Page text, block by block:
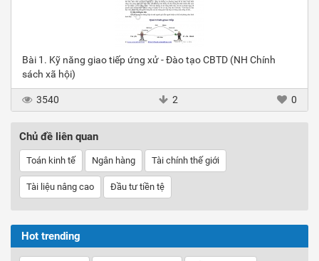
Bài 1. Kỹ năng giao tiếp ứng xử - Đào tạo CBTD (NH Chính
sách xã hội)
3540 2 0
Chủ đề liên quan
Toán kinh tế Ngân hàng Tài chính thế giới
Tài liệu nâng cao Đầu tư tiền tệ
Hot trending